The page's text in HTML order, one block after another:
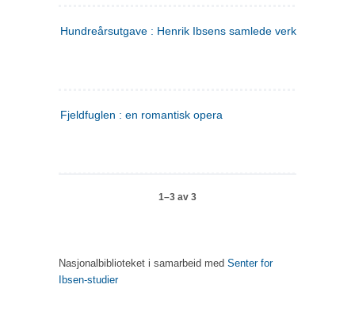
Hundreårsutgave : Henrik Ibsens samlede verker. 3
Fjeldfuglen : en romantisk opera
1–3 av 3
Nasjonalbiblioteket i samarbeid med Senter for
Ibsen-studier